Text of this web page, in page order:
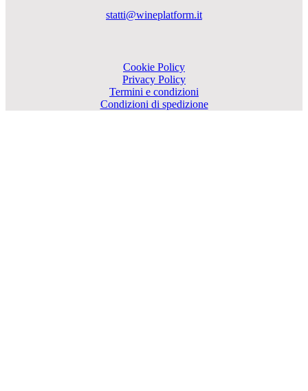
statti@wineplatform.it
Cookie Policy
Privacy Policy
Termini e condizioni
Condizioni di spedizione